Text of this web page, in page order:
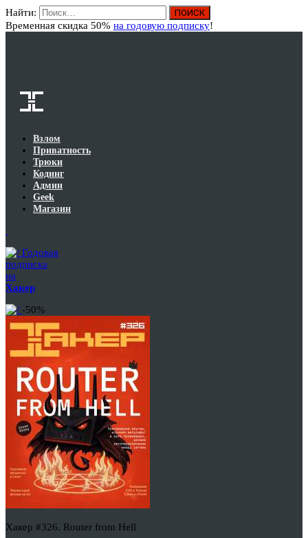
Найти:
Временная скидка 50% на годовую подписку!
Взлом
Приватность
Трюки
Кодинг
Админ
Geek
Магазин
Годовая
подписка
на
Хакер
-50%
Хакер #326. Router from Hell